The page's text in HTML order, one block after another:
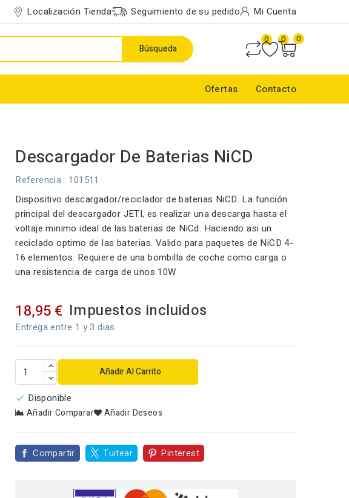
Localización Tienda Seguimiento de su pedido Mi Cuenta
Búsqueda
0 0 0
Ofertas Contacto
Descargador De Baterias NiCD
Referencia : 101511
Dispositivo descargador/reciclador de baterias NiCD. La función
principal del descargador JETI, es realizar una descarga hasta el
voltaje minimo ideal de las baterias de NiCd. Haciendo asi un
reciclado optimo de las baterias. Valido para paquetes de NiCD 4-
16 elementos. Requiere de una bombilla de coche como carga o
una resistencia de carga de unos 10W
18,95 € Impuestos incluidos
Entrega entre 1 y 3 dias
Añadir Al Carrito
 Disponible
Añadir Comparar Añadir Deseos
Compartir Tuitear Pinterest